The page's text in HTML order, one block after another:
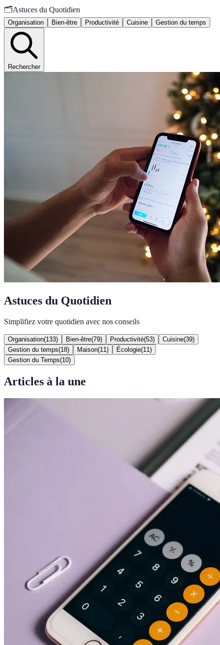
🗂️Astuces du Quotidien
Organisation Bien-être Productivité Cuisine Gestion du temps
Rechercher
Astuces du Quotidien
Simplifiez votre quotidien avec nos conseils
Organisation(133) Bien-être(79) Productivité(53) Cuisine(39)
Gestion du temps(18) Maison(11 ) Écologie(11 )
Gestion du Temps(10)
Articles à la une